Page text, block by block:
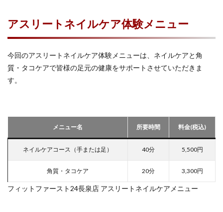
アスリートネイルケア体験メニュー
今回のアスリートネイルケア体験メニューは、ネイルケアと角
質・タコケアで皆様の足元の健康をサポートさせていただきま
す。
メニュー名 所要時間 料金(税込)
ネイルケアコース（手または足） 40分 5,500円
角質・タコケア 20分 3,300円
フィットファースト24長泉店 アスリートネイルケアメニュー